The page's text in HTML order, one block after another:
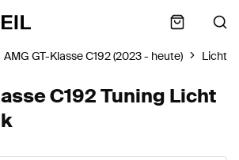
AMG GT-Klasse C192 (2023 - heute) Licht
C192 Tuning Licht